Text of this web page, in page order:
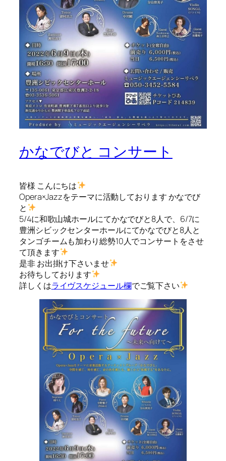
かなでびと コンサート
皆様 こんにちは
Opera×Jazzをテーマに活動しております かなでび
と
5/4に和歌山城ホールにてかなでびと8人で、6/7に
豊洲シビックセンターホールにてかなでびと8人と
タンゴチームも加わり総勢10人でコンサートをさせ
て頂きます
是非 お出掛け下さいませ
お待ちしております
詳しくはライヴスケジュール欄でご覧下さい